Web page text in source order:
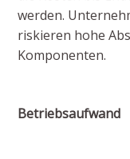
werden.
riskieren hohe
Komponenten.
Betriebsaufwand